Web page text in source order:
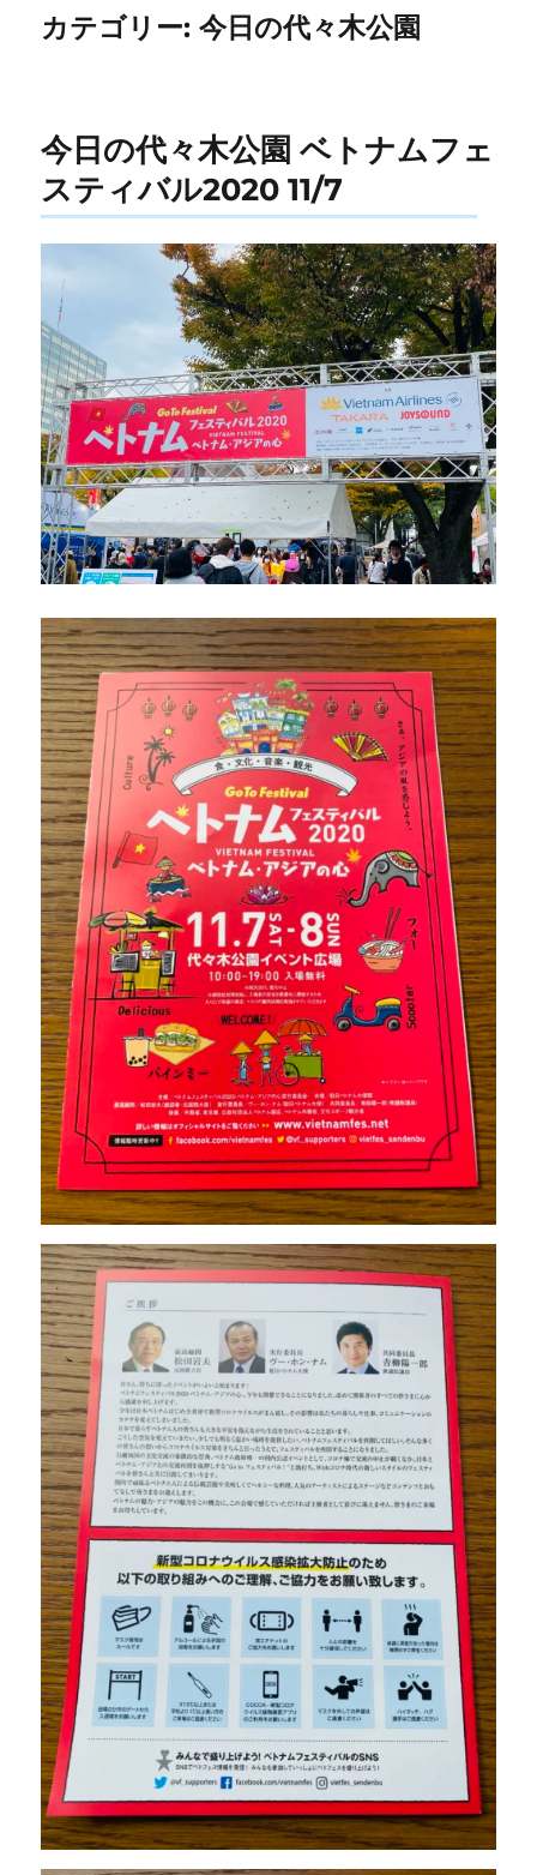
カテゴリー:今日の代々木公園
今日の代々木公園 ベトナムフェ
スティバル2020 11/7